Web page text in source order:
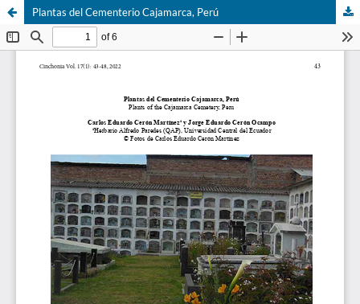
Plantas del Cementerio Cajamarca, Perú